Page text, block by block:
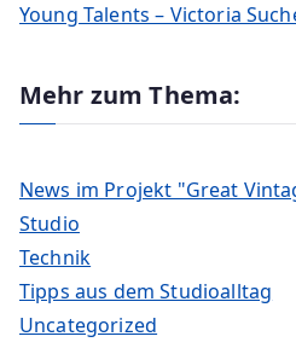
Young Talents – Victoria
Mehr zum Thema:
News im Projekt "Great
Studio
Technik
Tipps aus dem Studioalltag
Uncategorized